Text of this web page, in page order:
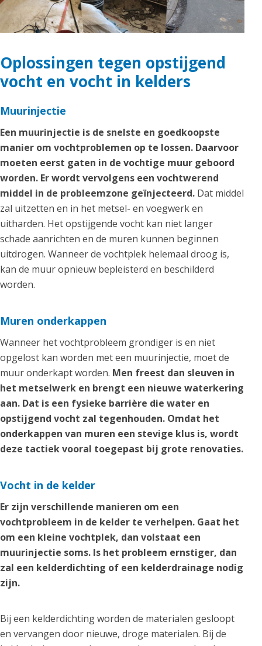
Oplossingen tegen opstijgend
vocht en vocht in kelders
Muurinjectie
Een muurinjectie is de snelste en goedkoopste
manier om vochtproblemen op te lossen. Daarvoor
moeten eerst gaten in de vochtige muur geboord
worden. Er wordt vervolgens een vochtwerend
middel in de probleemzone geïnjecteerd. Dat middel
zal uitzetten en in het metsel- en voegwerk en
uitharden. Het opstijgende vocht kan niet langer
schade aanrichten en de muren kunnen beginnen
uitdrogen. Wanneer de vochtplek helemaal droog is,
kan de muur opnieuw bepleisterd en beschilderd
worden.
Muren onderkappen
Wanneer het vochtprobleem grondiger is en niet
opgelost kan worden met een muurinjectie, moet de
muur onderkapt worden. Men freest dan sleuven in
het metselwerk en brengt een nieuwe waterkering
aan. Dat is een fysieke barrière die water en
opstijgend vocht zal tegenhouden. Omdat het
onderkappen van muren een stevige klus is, wordt
deze tactiek vooral toegepast bij grote renovaties.
Vocht in de kelder
Er zijn verschillende manieren om een
vochtprobleem in de kelder te verhelpen. Gaat het
om een kleine vochtplek, dan volstaat een
muurinjectie soms. Is het probleem ernstiger, dan
zal een kelderdichting of een kelderdrainage nodig
zijn.
Bij een kelderdichting worden de materialen gesloopt
en vervangen door nieuwe, droge materialen. Bij de